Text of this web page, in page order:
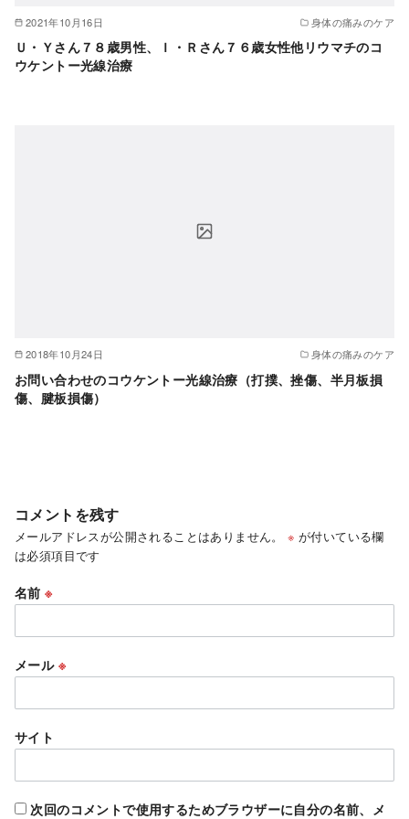
2021年10月16日 身体の痛みのケア
Ｕ・Ｙさん７８歳男性、Ｉ・Ｒさん７６歳女性他リウマチのコ
ウケントー光線治療
2018年10月24日 身体の痛みのケア
お問い合わせのコウケントー光線治療（打撲、挫傷、半月板損
傷、腱板損傷）
コメントを残す
メールアドレスが公開されることはありません。 ※ が付いている欄
は必須項目です
名前※
メール ※
サイト
次回のコメントで使用するためブラウザーに自分の名前、メ